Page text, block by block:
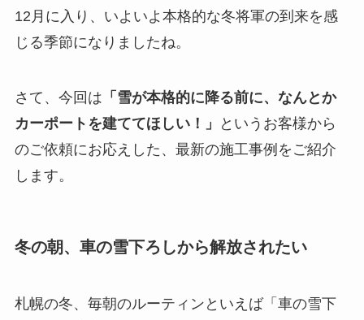
12月に入り、いよいよ本格的な冬将軍の到来を感
じる季節になりましたね。
さて、今回は 「雪が本格的に降る前に、なんとか
カーポートを建ててほしい！」
というお客様から
のご依頼にお応えした、最新の施工事例をご紹介
します。
冬の朝、車の雪下ろしから解放されたい
札幌の冬、毎朝のルーティンといえば「車の雪下